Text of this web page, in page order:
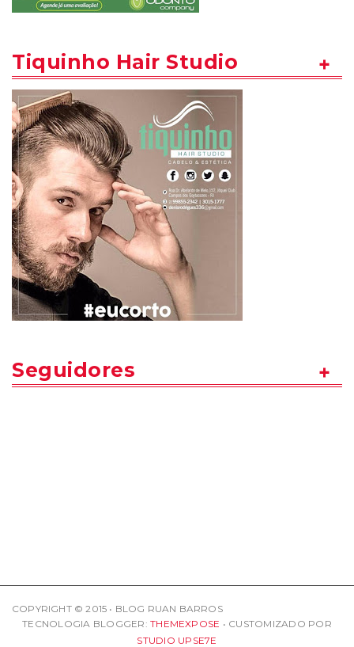
Tiquinho Hair Studio
Seguidores
COPYRIGHT © 2015 • BLOG RUAN BARROS
TECNOLOGIA BLOGGER:THEMEXPOSE • CUSTOMIZADO POR
STUDIO UPSE7E